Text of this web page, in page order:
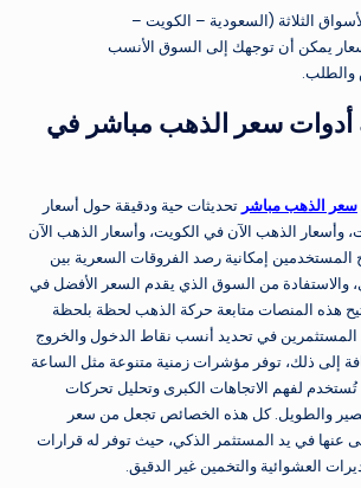
الثلاثة (السعودية – الكويت –
يمكن أن توجهك إلى السوق الأنسب
سعر الذهب مباشر في
سعر الذهب مباشر تحديثات حية ودقيقة حول أسعار
وأسعار الذهب الآن في الكويت، وأسعار الذهب الآن
المستخدمين إمكانية رصد الفروقات السعرية بين
والاستفادة من السوق الذي يقدم السعر الأفضل في
هذه المنصات متابعة حركة الذهب لحظة بلحظة
المستثمرين في تحديد أنسب نقاط الدخول والخروج
إلى ذلك، توفر مؤشرات زمنية متنوعة مثل الساعة
تُستخدم لفهم الاتجاهات الكبرى وتحليل تحركات
والطويل. كل هذه الخصائص تجعل من سعر
عنها في يد المستثمر الذكي، حيث توفر له قرارات
العشوائية والتخمين غير الدقيق.